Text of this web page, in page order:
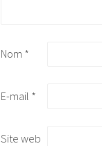
Nom *
E-mail *
Site web